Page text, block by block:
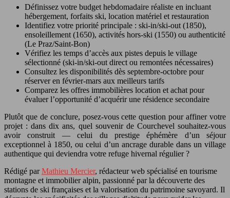
Définissez votre budget hebdomadaire réaliste en incluant
hébergement, forfaits ski, location matériel et restauration
Identifiez votre priorité principale : ski-in/ski-out (1850),
ensoleillement (1650), activités hors-ski (1550) ou authenticité
(Le Praz/Saint-Bon)
Vérifiez les temps d’accès aux pistes depuis le village
sélectionné (ski-in/ski-out direct ou remontées nécessaires)
Consultez les disponibilités dès septembre-octobre pour
réserver en février-mars aux meilleurs tarifs
Comparez les offres immobilières location et achat pour
évaluer l’opportunité d’acquérir une résidence secondaire
Plutôt que de conclure, posez-vous cette question pour affiner votre
projet : dans dix ans, quel souvenir de Courchevel souhaitez-vous
avoir construit — celui du prestige éphémère d’un séjour
exceptionnel à 1850, ou celui d’un ancrage durable dans un village
authentique qui deviendra votre refuge hivernal régulier ?
Rédigé parMathieu Mercier, rédacteur web spécialisé en tourisme
montagne et immobilier alpin, passionné par la découverte des
stations de ski françaises et la valorisation du patrimoine savoyard. Il